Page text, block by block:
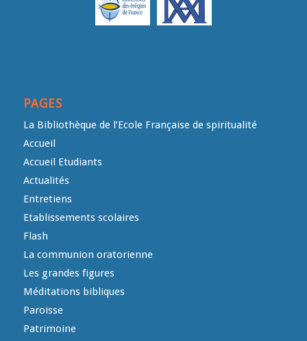
PAGES
La Bibliothèque de l’Ecole Française de spiritualité
Accueil
Accueil Etudiants
Actualités
Entretiens
Etablissements scolaires
Flash
La communion oratorienne
Les grandes figures
Méditations bibliques
Paroisse
Patrimoine